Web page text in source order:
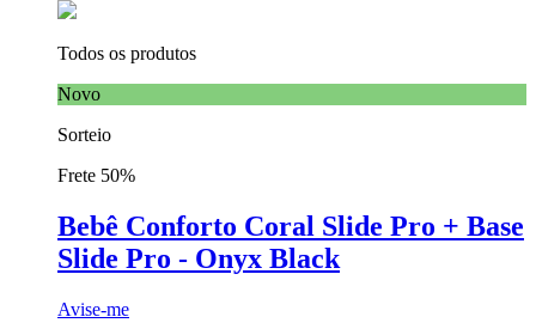
Todos os produtos
Novo
Sorteio
Frete 50%
Bebê Conforto Coral Slide Pro + Base
Slide Pro - Onyx Black
Avise-me